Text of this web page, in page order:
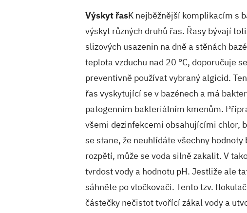
Výskyt řasK nejběžnější komplikacím s
výskyt různých druhů řas. Řasy bývají
slizových usazenin na dně a stěnách
teplota vzduchu nad 20 °C, doporučuje
preventivně používat vybraný algicid.
řas vyskytující se v bazénech a má
patogenním bakteriálním kmenům.
všemi dezinfekcemi obsahujícími chlor,
se stane, že neuhlídáte všechny
rozpětí, může se voda silně zakalit. V
tvrdost vody a hodnotu pH. Jestliže ale
sáhněte po vločkovači. Tento tzv.
částečky nečistot tvořící zákal vody a